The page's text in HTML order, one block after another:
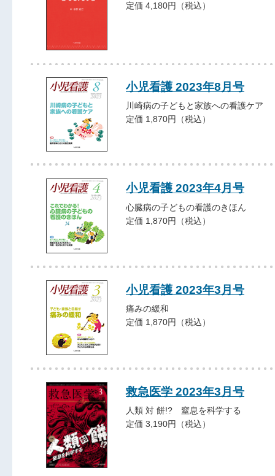
定価 4,180円（税込）
小児看護 2023年8月号
川崎病の子どもと家族への看護ケア
定価 1,870円（税込）
小児看護 2023年4月号
心臓病の子どもの看護のきほん
定価 1,870円（税込）
小児看護 2023年3月号
痛みの緩和
定価 1,870円（税込）
救急医学 2023年3月号
人類 対 餅!? 窒息を科学する
定価 3,190円（税込）